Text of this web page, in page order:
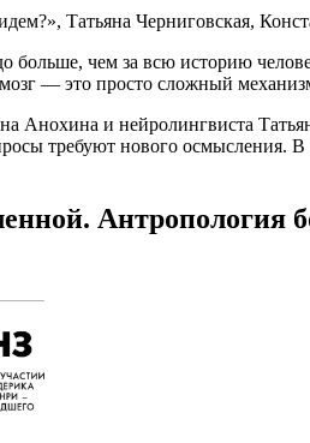
Татьяна Черниговская,
больше, чем за всю историю
— это просто сложный
Анохина и нейролингвиста
требуют нового